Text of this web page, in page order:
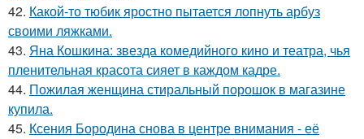
42. Какой-то тюбик яростно пытается лопнуть арбуз
своими ляжками.
43. Яна Кошкина: звезда комедийного кино и театра, чья
пленительная красота сияет в каждом кадре.
44. Пожилая женщина стиральный порошок в магазине
купила.
45. Ксения Бородина снова в центре внимания - её